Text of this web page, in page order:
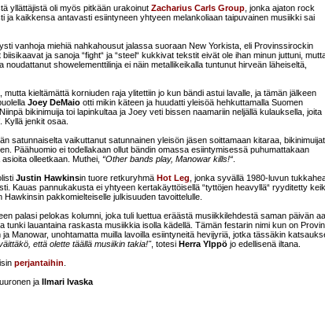
yllättäjistä oli myös pitkään urakoinut Zacharius Carls Group, jonka ajaton rock
kaikkensa antavasti esiintyneen yhtyeen melankoliaan taipuvainen musiikki sai
vanhoja miehiä nahkahousut jalassa suoraan New Yorkista, eli Provinssirockin
ja sanoja “fight“ ja “steel“ kukkivat tekstit eivät ole ihan minun juttuni,
showelementtilinja ei näin metallikeikalla tuntunut hirveän läheiseltä,
kieltämättä korniuden raja ylitettiin jo kun bändi astui lavalle, ja tämän jälkeen
Joey DeMaio otti mikin käteen ja huudatti yleisöä hehkuttamalla Suomen
bikinimuija toi lapinkultaa ja Joey veti bissen naamariin neljällä kulauksella, joita
. Kyllä jenkit osaa.
satunnaiselta vaikuttanut satunnainen yleisön jäsen soittamaan kitaraa, bikinimuijat
Päähuomio ei todellakaan ollut bändin omassa esiintymisessä puhumattakaan
olleetkaan. Muthei, “Other bands play, Manowar kills!“.
Justin Hawkinsin tuore retkuryhmä Hot Leg, jonka syvällä 1980-luvun
Kauas pannukakusta ei yhtyeen kertakäyttöisellä “tyttöjen heavyllä“ ryyditetty
pakkomielteiselle julkisuuden tavoittelulle.
palasi pelokas kolumni, joka tuli luettua eräästä musiikkilehdestä saman päivän
tunki lauantaina raskasta musiikkia isolla kädellä. Tämän festarin nimi kun on
ja Manowar, unohtamatta muilla lavoilla esiintyneitä hevijyriä, jotka tässäkin
että olette täällä musiikin takia!", totesi Herra Ylppö jo edellisenä iltana.
perjantaihin.
ja Ilmari Ivaska